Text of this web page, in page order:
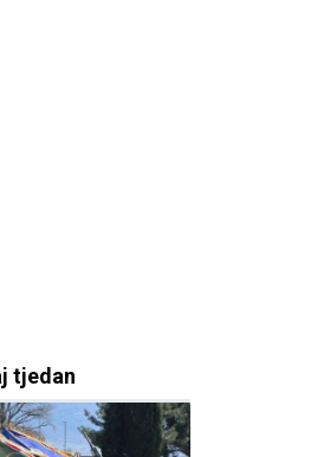
tjedan